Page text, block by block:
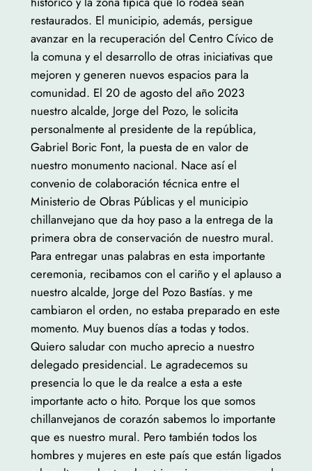
restaurados. El municipio, además, persigue
avanzar en la recuperación del Centro Cívico de
la comuna y el desarrollo de otras iniciativas que
mejoren y generen nuevos espacios para la
comunidad. El 20 de agosto del año 2023
nuestro alcalde, Jorge del Pozo, le solicita
personalmente al presidente de la república,
Gabriel Boric Font, la puesta de en valor de
nuestro monumento nacional. Nace así el
convenio de colaboración técnica entre el
Ministerio de Obras Públicas y el municipio
chillanvejano que da hoy paso a la entrega de la
primera obra de conservación de nuestro mural.
Para entregar unas palabras en esta importante
ceremonia, recibamos con el cariño y el aplauso a
nuestro alcalde, Jorge del Pozo Bastías. y me
cambiaron el orden, no estaba preparado en este
momento. Muy buenos días a todas y todos.
Quiero saludar con mucho aprecio a nuestro
delegado presidencial. Le agradecemos su
presencia lo que le da realce a esta a este
importante acto o hito. Porque los que somos
chillanvejanos de corazón sabemos lo importante
que es nuestro mural. Pero también todos los
hombres y mujeres en este país que están ligados